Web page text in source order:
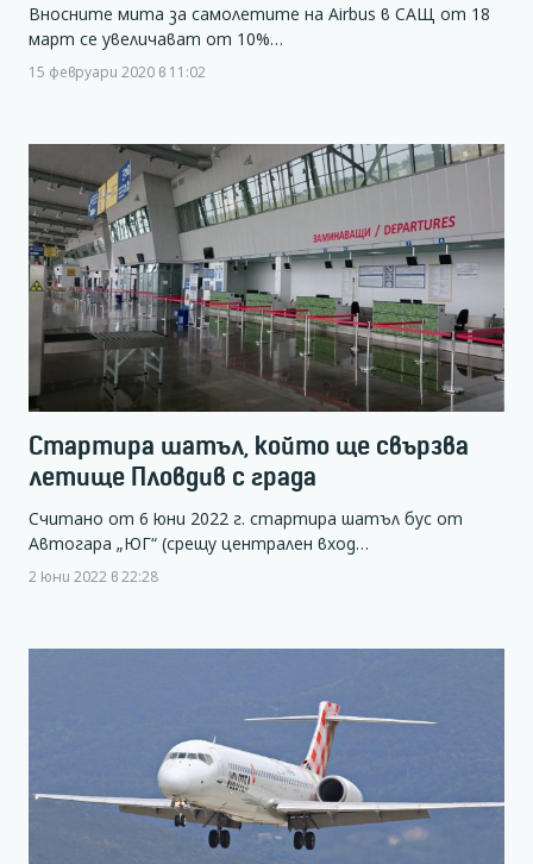
Вносните мита за самолетите на Airbus в САЩ от 18
март се увеличават от 10%…
15 февруари 2020 в 11:02
Стартира шатъл, който ще свързва
летище Пловдив с града
Считано от 6 юни 2022 г. стартира шатъл бус от
Автогара „ЮГ“ (срещу централен вход…
2 юни 2022 в 22:28